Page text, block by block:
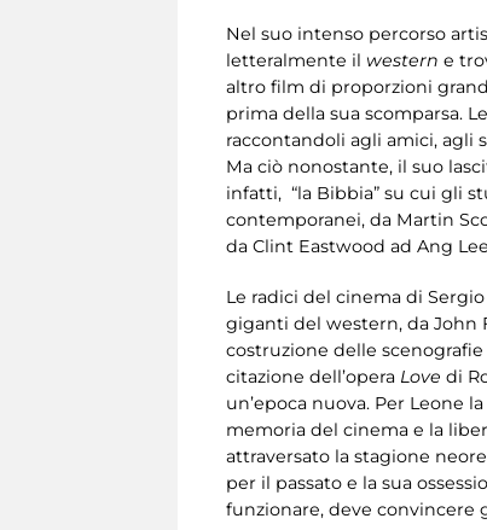
Nel suo intenso percorso
letteralmente il western e
altro film di proporzioni
prima della sua scomparsa.
raccontandoli agli amici, agli
Ma ciò nonostante, il suo
infatti, “la Bibbia” su cui gli
contemporanei, da Martin
da Clint Eastwood ad Ang
Le radici del cinema di
giganti del western, da John
costruzione delle
citazione dell’opera Love di
un’epoca nuova. Per Leone
memoria del cinema e la
attraversato la stagione
per il passato e la sua
funzionare, deve convincere